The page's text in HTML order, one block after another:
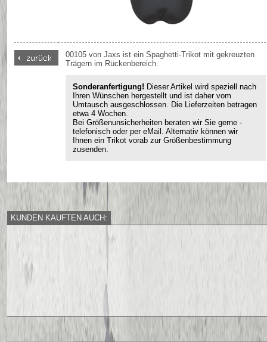
00105 von Jaxs ist ein Spaghetti-Trikot mit gekreuzten
Trägern im Rückenbereich.
Sonderanfertigung! Dieser Artikel wird speziell nach
Ihren Wünschen hergestellt und ist daher vom
Umtausch ausgeschlossen. Die Lieferzeiten betragen
etwa 4 Wochen.
Bei Größenunsicherheiten beraten wir Sie gerne -
telefonisch oder per eMail. Alternativ können wir
Ihnen ein Trikot vorab zur Größenbestimmung
zusenden.
KUNDEN KAUFTEN AUCH: